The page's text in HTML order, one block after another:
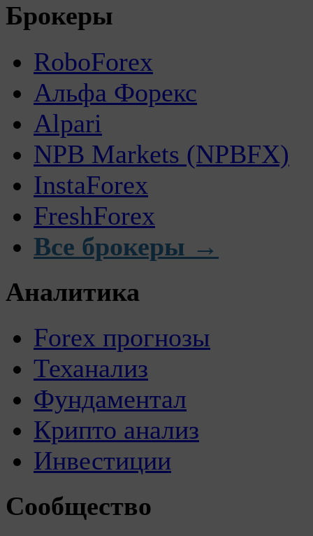
Брокеры
RoboForex
Альфа Форекс
Alpari
NPB Markets (NPBFX)
InstaForex
FreshForex
Все брокеры →
Аналитика
Forex прогнозы
Теханализ
Фундаментал
Крипто анализ
Инвестиции
Сообщество